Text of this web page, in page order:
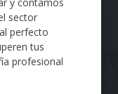
eficiente
de
API y
Web de